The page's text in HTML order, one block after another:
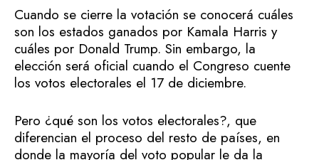
Cuando se cierre la votación se conocerá cuáles
son los estados ganados por Kamala Harris y
cuáles por Donald Trump. Sin embargo, la
elección será oficial cuando el Congreso cuente
los votos electorales el 17 de diciembre.
Pero ¿qué son los votos electorales?, que
diferencian el proceso del resto de países, en
donde la mayoría del voto popular le da la